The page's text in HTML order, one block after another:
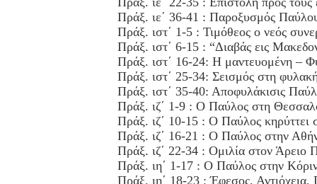
Πράξ. ιε΄ 36-41 : Παροξυσμός
Πράξ. ιστ΄ 1-5 : Τιμόθεος ο νεός
Πράξ. ιστ΄ 6-15 : “Διαβάς εις
Πράξ. ιστ΄ 16-24: Η μαντευομένη –
Πράξ. ιστ΄ 25-34: Σεισμός στη
Πράξ. ιστ΄ 35-40: Αποφυλάκισις
Πράξ. ιζ΄ 1-9 : Ο Παύλος στη
Πράξ. ιζ΄ 10-15 : Ο Παύλος κηρύττει
Πράξ. ιζ΄ 16-21 : Ο Παύλος στην
Πράξ. ιζ΄ 22-34 : Ομιλία στον Άρειο
Πράξ. ιη΄ 1-17 : Ο Παύλος στην
Πράξ. ιη΄ 18-23 : Έφεσος, Αντιόχεια,